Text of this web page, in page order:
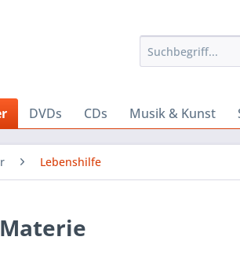
DVDs CDs Musik & Kunst
Lebenshilfe